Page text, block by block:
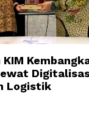
KIM
Logistik